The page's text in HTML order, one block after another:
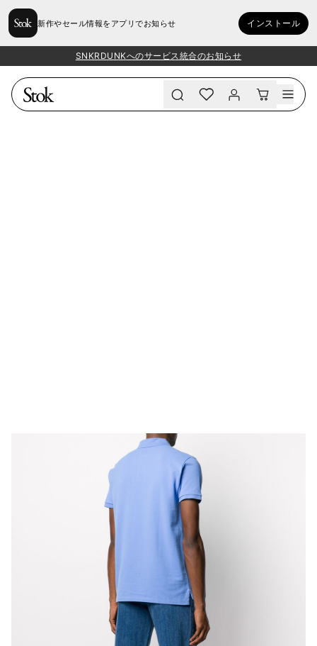
新作やセール情報をアプリでお知らせ インストール
SNKRDUNKへのサービス統合のお知らせ